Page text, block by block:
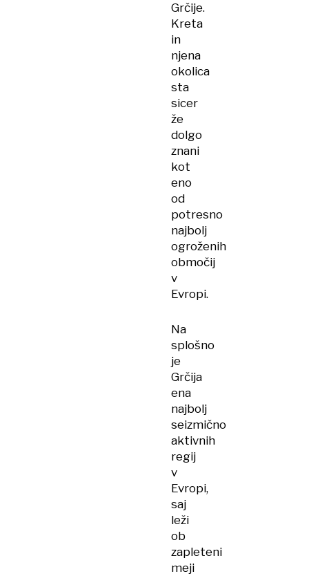
Grčije.
Kreta
in
njena
okolica
sta
sicer
že
dolgo
znani
kot
eno
od
potresno
najbolj
ogroženih
območij
v
Evropi.
Na
splošno
je
Grčija
ena
najbolj
seizmično
aktivnih
regij
v
Evropi,
saj
leži
ob
zapleteni
meji